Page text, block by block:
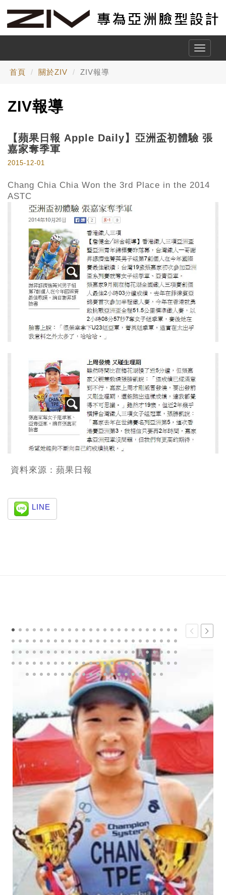
Toggle
首頁 關於ZIV ZIV報導
ZIV報導
【蘋果日報 Apple Daily】亞洲盃初體驗 張
嘉家奪季軍
2015-12-01
Chang Chia Chia Won the 3rd Place in the 2014
ASTC
資料來源：蘋果日報
LINE